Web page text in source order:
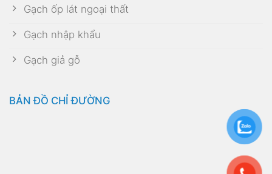
Gạch ốp lát ngoại thất
Gạch nhập khẩu
Gạch giả gỗ
BẢN ĐỒ CHỈ ĐƯỜNG